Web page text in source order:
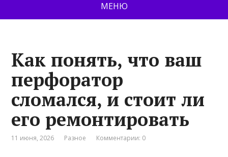
МЕНЮ
Как понять, что ваш
перфоратор
сломался, и стоит ли
его ремонтировать
11 июня, 2026 Разное Комментарии: 0